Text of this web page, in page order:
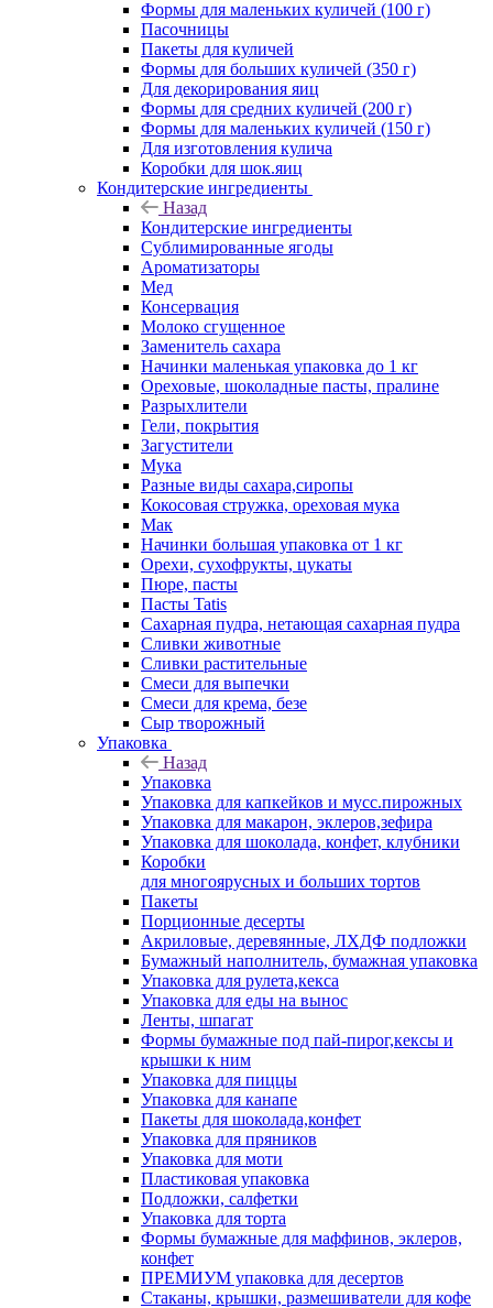
Формы для маленьких куличей (100 г)
Пасочницы
Пакеты для куличей
Формы для больших куличей (350 г)
Для декорирования яиц
Формы для средних куличей (200 г)
Формы для маленьких куличей (150 г)
Для изготовления кулича
Коробки для шок.яиц
Кондитерские ингредиенты
Назад
Кондитерские ингредиенты
Сублимированные ягоды
Ароматизаторы
Мед
Консервация
Молоко сгущенное
Заменитель сахара
Начинки маленькая упаковка до 1 кг
Ореховые, шоколадные пасты, пралине
Разрыхлители
Гели, покрытия
Загустители
Мука
Разные виды сахара,сиропы
Кокосовая стружка, ореховая мука
Мак
Начинки большая упаковка от 1 кг
Орехи, сухофрукты, цукаты
Пюре, пасты
Пасты Tatis
Сахарная пудра, нетающая сахарная пудра
Сливки животные
Сливки растительные
Смеси для выпечки
Смеси для крема, безе
Сыр творожный
Упаковка
Назад
Упаковка
Упаковка для капкейков и мусс.пирожных
Упаковка для макарон, эклеров,зефира
Упаковка для шоколада, конфет, клубники
Коробки
для многоярусных и больших тортов
Пакеты
Порционные десерты
Акриловые, деревянные, ЛХДФ подложки
Бумажный наполнитель, бумажная упаковка
Упаковка для рулета,кекса
Упаковка для еды на вынос
Ленты, шпагат
Формы бумажные под пай-пирог,кексы и
крышки к ним
Упаковка для пиццы
Упаковка для канапе
Пакеты для шоколада,конфет
Упаковка для пряников
Упаковка для моти
Пластиковая упаковка
Подложки, салфетки
Упаковка для торта
Формы бумажные для маффинов, эклеров,
конфет
ПРЕМИУМ упаковка для десертов
Стаканы, крышки, размешиватели для кофе